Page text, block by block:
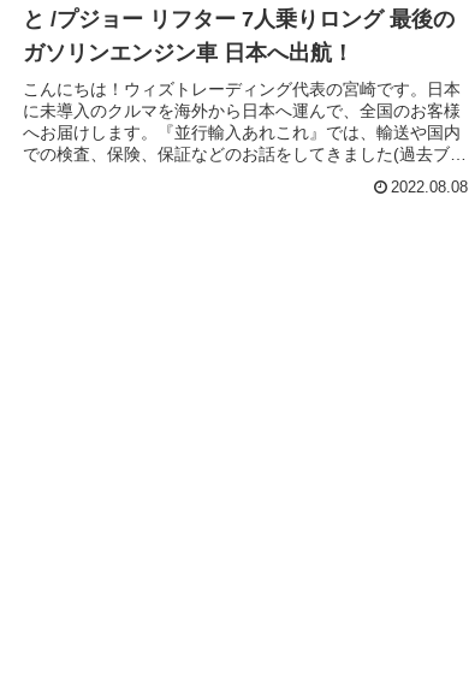
と /プジョー リフター 7人乗りロング 最後の
ガソリンエンジン車 日本へ出航！
こんにちは！ウィズトレーディング代表の宮崎です。日本
に未導入のクルマを海外から日本へ運んで、全国のお客様
へお届けします。『並行輸入あれこれ』では、輸送や国内
での検査、保険、保証などのお話をしてきました(過去ブロ
グ参照)。今回は並行輸入車｜購入する前に知っておきたい
こと /プジョー リフター 7人乗りロング 最後のガソリンエ
2022.08.08